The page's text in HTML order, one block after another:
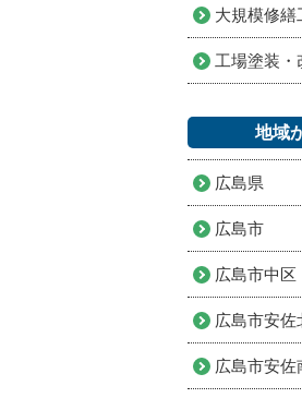
大規模修繕
工場塗装・
地域
広島県
広島市
広島市中区
広島市安佐
広島市安佐